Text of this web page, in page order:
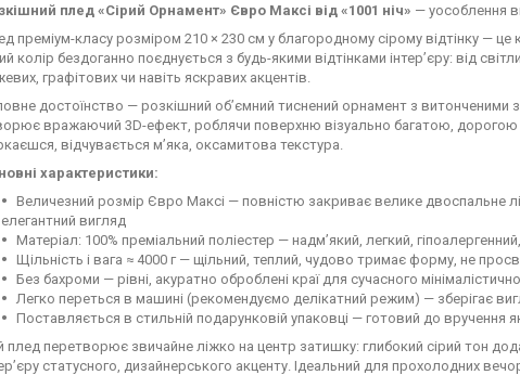
плед «Сірий Орнамент» Євро Максі від «1001 ніч» — уособлення
преміум-класу розміром 210 × 230 см у благородному сірому відтінку —
колір бездоганно поєднується з будь-якими відтінками інтер’єру: від
графітових чи навіть яскравих акцентів.
достоїнство — розкішний об’ємний тиснений орнамент з
вражаючий 3D-ефект, роблячи поверхню візуально багатою,
відчувається м’яка, оксамитова текстура.
характеристики:
Величезний розмір Євро Максі — повністю закриває велике двоспальне
елегантний вигляд
Матеріал: 100% преміальний поліестер — надм’який, легкий,
Щільність і вага ≈ 4000 г — щільний, теплий, чудово тримає форму, не
Без бахроми — рівні, акуратно оброблені краї для сучасного
Легко переться в машині (рекомендуємо делікатний режим) — зберігає
Поставляється в стильній подарунковій упаковці — готовий до вручення
плед перетворює звичайне ліжко на центр затишку: глибокий сірий тон
статусного, дизайнерського акценту. Ідеальний для прохолодних